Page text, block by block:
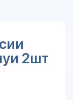
2шт